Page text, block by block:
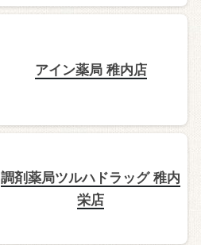
アイン薬局 稚内店
調剤薬局ツルハドラッグ 稚内
栄店